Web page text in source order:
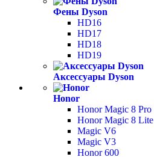
Фены Dyson
HD16
HD17
HD18
HD19
Аксессуары Dyson
Honor
Honor Magic 8 Pro
Honor Magic 8 Lite
Magic V6
Magic V3
Honor 600